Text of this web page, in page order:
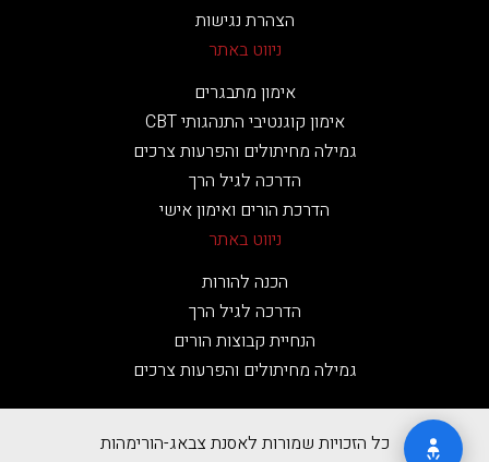
הצהרת נגישות
ניווט באתר
אימון מתבגרים
אימון קוגנטיבי התנהגותי CBT
גמילה מחיתולים והפרעות צרכים
הדרכה לגיל הרך
הדרכת הורים ואימון אישי
ניווט באתר
הכנה להורות
הדרכה לגיל הרך
הנחיית קבוצות הורים
גמילה מחיתולים והפרעות צרכים
כל הזכויות שמורות לאסנת צבאג-הורימהות